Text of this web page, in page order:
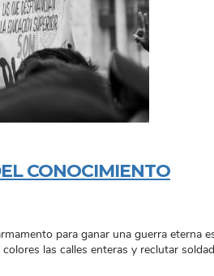
CONOCIMIENTO
para ganar una guerra
las calles enteras y reclutar